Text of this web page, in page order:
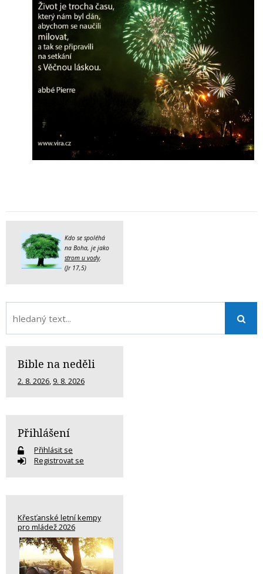
Kdo se spoléhá
na Boha, je jako
strom u vody.
(Jr 17,5)
Bible na neděli
2. 8. 2026, 9. 8. 2026
Přihlášení
Přihlásit se
Registrovat se
Křesťanské letní kempy
pro mládež 2026